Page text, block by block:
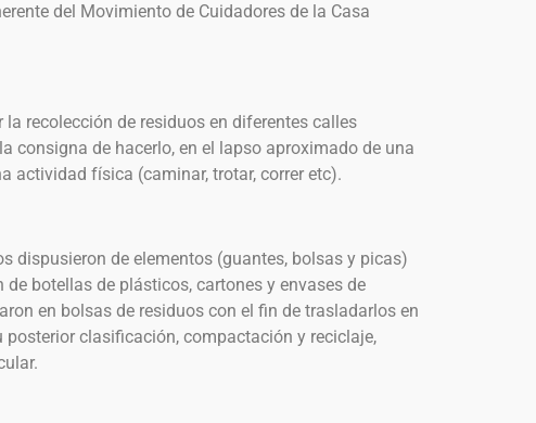
del Movimiento de Cuidadores de la Casa
recolección de residuos en diferentes calles
consigna de hacerlo, en el lapso aproximado de una
actividad física (caminar, trotar, correr etc).
dispusieron de elementos (guantes, bolsas y picas)
de botellas de plásticos, cartones y envases de
en bolsas de residuos con el fin de trasladarlos en
posterior clasificación, compactación y reciclaje,